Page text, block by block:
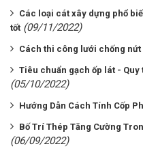
Các loại cát xây dựng phổ
tốt (09/11/2022)
Cách thi công lưới chống
Tiêu chuẩn gạch ốp lát -
(05/10/2022)
Hướng Dẫn Cách Tính Cốp
Bố Trí Thép Tăng Cường
(06/09/2022)